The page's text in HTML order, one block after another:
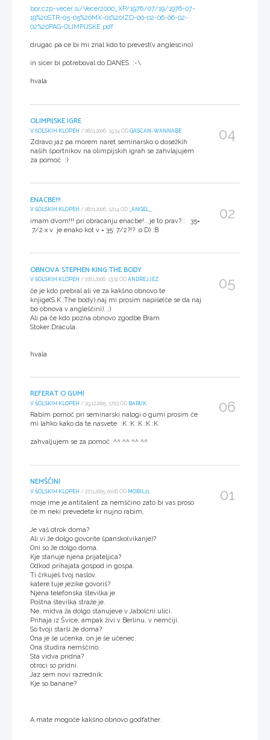
bor.czp-vecer.si/Vecer2000_XP/1976/07/19/1976-07-
19%20STR-05-05%20MX-01%20IZD-00-02-06-06-02-
02%20PAG-OLIMPIJSKE.pdf
drugac pa ce bi mi znal kdo to prevest(v anglescino)
in sicer bi potreboval do DANES :-\
hvala
OLIMPIJSKE IGRE
V ŠOLSKIH KLOPEH / 08.01.2006, 19:34 OD GASCAN-WANNABE
Zdravo jaz pa morem naret seminarsko o dosežkih
naših športnikov na olimpijskih igrah se zahvlajujem
za pomoč :)
04
ENACBE!!!
V ŠOLSKIH KLOPEH / 08.01.2006, 12:14 OD _ANGEL_
imam dvom!!! pri obracanju enacbe!...je to prav? : 35=
7/2 x v je enako kot v = 35: 7/2?!? :o D) :B
02
OBNOVA STEPHEN KING:THE BODY
V ŠOLSKIH KLOPEH / 07.01.2006, 13:32 OD ANDREJJEZ
če je kdo prebral ali ve za kakšno obnovo te
knjige(S.K.:The body),naj mi prosim napiše(če se da naj
bo obnova v angleščini). ;)
Ali pa če kdo pozna obnovo zgodbe Bram
Stoker:Dracula.
hvala
05
REFERAT O GUMI
V ŠOLSKIH KLOPEH / 29.12.2005, 17:03 OD BARUK
Rabim pomoč pri seminarski nalogi o gumi prosim če
mi lahko kako da te nasvete :K :K :K :K :K
zahvaljujem se za pomoč ^^ ^^ ^^ ^^
06
NEMŠČINI
V ŠOLSKIH KLOPEH / 27.11.2005, 00:06 OD MOBIL11
moje ime je antitalent za nemščino zato bi vas proso
če m neki prevedete kr nujno rabim,
Je vaš otrok doma?
Ali vi že dolgo govorite špansko(vikanje)?
Oni so že dolgo doma.
Kje stanuje njena prijateljica?
Odkod prihajata gospod in gospa.
Ti črkuješ tvoj naslov.
katere tuje jezike govoriš?
Njena telefonska številka je.
Poštna številka straže je.
Ne, midva ža dolgo stanujeve v Jabolčni ulici.
Prihaja iz Švice, ampak živi v Berlinu, v nemčiji.
So tvoji starši že doma?
Ona je še učenka, on je še učenec.
Ona študira nemščino.
Sta vidva pridna?
otroci so pridni.
Jaz sem novi razrednik.
Kje so banane?
A mate mogoče kakšno obnovo godfather.
01